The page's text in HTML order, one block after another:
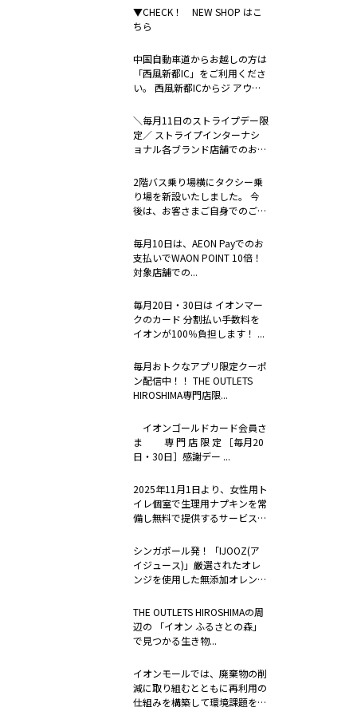
▼CHECK！ NEW SHOP はこ
ちら
中国自動車道からお越しの方は
「西風新都IC」をご利用くださ
い。 西風新都ICからジ アウト
＼毎月11日のストライプデー限
定／ ストライプインターナシ
ョナル各ブランド店舗でのお支
2階バス乗り場横にタクシー乗
り場を新設いたしました。 今
後は、お客さまご自身でのご連
毎月10日は、AEON Payでのお
支払いでWAON POINT 10倍！
対象店舗での...
毎月20日・30日は イオンマー
クのカード 分割払い手数料を
イオンが100％負担します！ ...
毎月おトクなアプリ限定クーポ
ン配信中！！ THE OUTLETS
HIROSHIMA専門店限...
イオンゴールドカード会員さ
ま 専 門 店 限 定 ［毎月20
日・30日］感謝デー ...
2025年11月1日より、女性用ト
イレ個室で生理用ナプキンを常
備し無料で提供するサービス
シンガポール発！「IJOOZ(ア
イジュース)」厳選されたオレ
ンジを使用した無添加オレンジ
THE OUTLETS HIROSHIMAの周
辺の 「イオン ふるさとの森」
で見つかる生き物...
イオンモールでは、廃棄物の削
減に取り組むとともに再利用の
仕組みを構築して環境課題を解